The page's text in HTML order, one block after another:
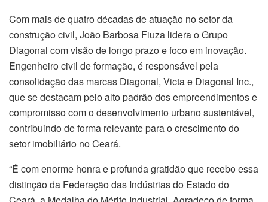
Com mais de quatro décadas de atuação no setor da
construção civil, João Barbosa Fiuza lidera o Grupo
Diagonal com visão de longo prazo e foco em inovação.
Engenheiro civil de formação, é responsável pela
consolidação das marcas Diagonal, Victa e Diagonal Inc.,
que se destacam pelo alto padrão dos empreendimentos e
compromisso com o desenvolvimento urbano sustentável,
contribuindo de forma relevante para o crescimento do
setor imobiliário no Ceará.
“É com enorme honra e profunda gratidão que recebo essa
distinção da Federação das Indústrias do Estado do